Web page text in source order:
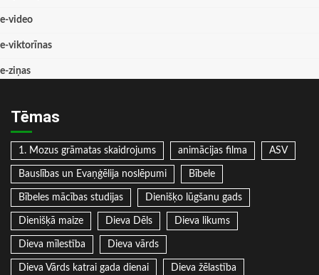
e-video
e-viktorīnas
e-ziņas
Tēmas
1. Mozus grāmatas skaidrojums animācijas filma ASV
Bauslības un Evaņģēlija noslēpumi Bībele
Bībeles mācības studijas Dienišķo lūgšanu gads
Dienišķā maize Dieva Dēls Dieva likums
Dieva mīlestība Dieva vārds
Dieva Vārds katrai gada dienai Dieva žēlastība